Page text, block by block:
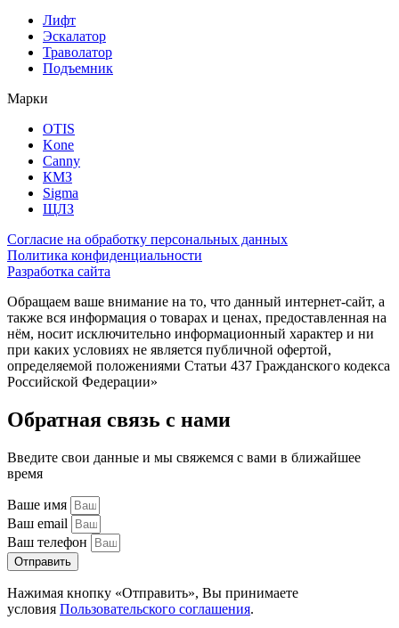
Лифт
Эскалатор
Траволатор
Подъемник
Марки
OTIS
Kone
Canny
КМЗ
Sigma
ЩЛЗ
Согласие на обработку персональных данных
Политика конфиденциальности
Разработка сайта
Обращаем ваше внимание на то, что данный интернет-сайт, а
также вся информация о товарах и ценах, предоставленная на
нём, носит исключительно информационный характер и ни
при каких условиях не является публичной офертой,
определяемой положениями Статьи 437 Гражданского кодекса
Российской Федерации»
Обратная связь с нами
Введите свои данные и мы свяжемся с вами в ближайшее
время
Ваше имя
Ваш email
Ваш телефон
Отправить
Нажимая кнопку «Отправить», Вы принимаете
условия Пользовательского соглашения.